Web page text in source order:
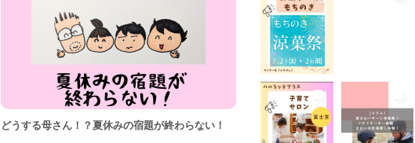
どうする母さん！？夏休みの宿題が終わらない！
子連れ歓迎
富士宮出身
富士山が見える 富士山世
富士山本宮浅間大社
屋内イベント 屋外イベント